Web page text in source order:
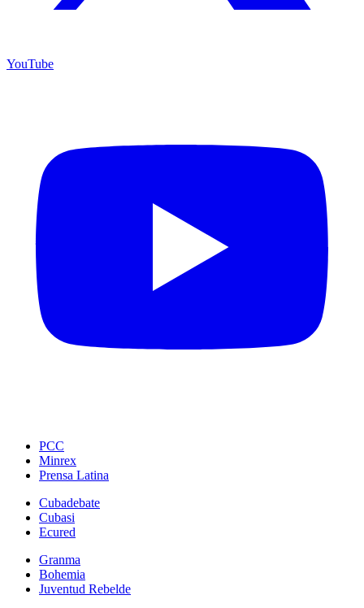
YouTube
PCC
Minrex
Prensa Latina
Cubadebate
Cubasi
Ecured
Granma
Bohemia
Juventud Rebelde